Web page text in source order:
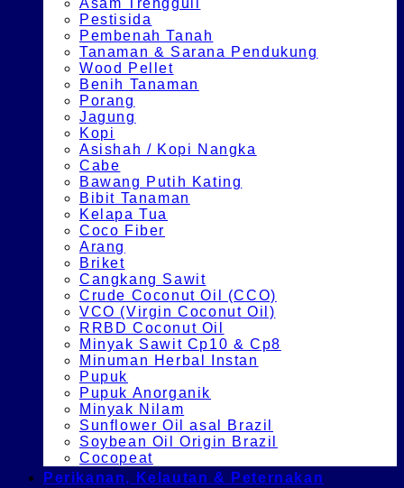
Asam Trengguli
Pestisida
Pembenah Tanah
Tanaman & Sarana Pendukung
Wood Pellet
Benih Tanaman
Porang
Jagung
Kopi
Asishah / Kopi Nangka
Cabe
Bawang Putih Kating
Bibit Tanaman
Kelapa Tua
Coco Fiber
Arang
Briket
Cangkang Sawit
Crude Coconut Oil (CCO)
VCO (Virgin Coconut Oil)
RRBD Coconut Oil
Minyak Sawit Cp10 & Cp8
Minuman Herbal Instan
Pupuk
Pupuk Anorganik
Minyak Nilam
Sunflower Oil asal Brazil
Soybean Oil Origin Brazil
Cocopeat
Perikanan, Kelautan & Peternakan